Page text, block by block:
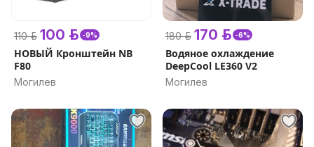
110 р. 100 р. -9%
НОВЫЙ Кронштейн NB
F80
Могилев
180 р. 170 р. -6%
Водяное охлаждение
DeepCool LE360 V2
Могилев